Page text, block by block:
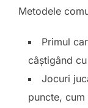
Metodele
Primul
câștigând
Jocuri
puncte, cum